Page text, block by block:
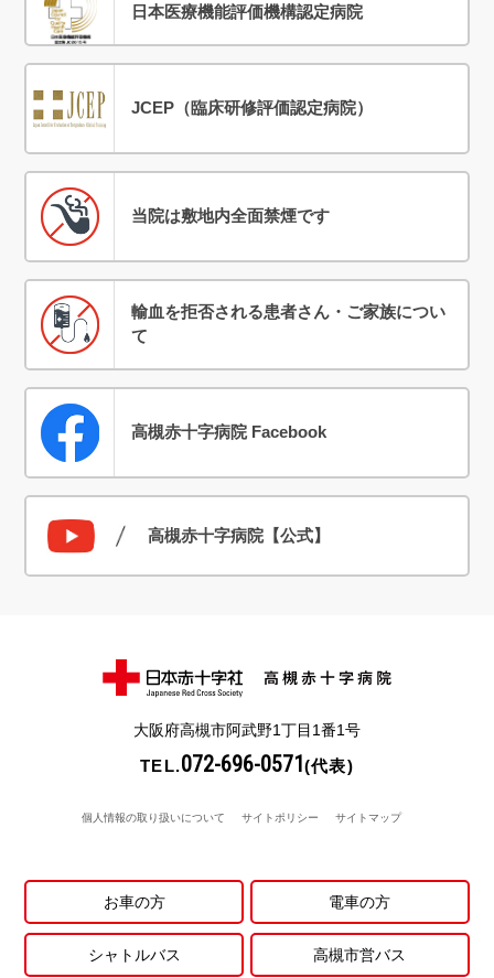
日本医療機能評価機構認定病院
JCEP（臨床研修評価認定病院）
当院は敷地内全面禁煙です
輸血を拒否される患者さん・ご家族につい
て
高槻赤十字病院 Facebook
高槻赤十字病院【公式】
大阪府高槻市阿武野1丁目1番1号
TEL.072-696-0571(代表)
個人情報の取り扱いについて サイトポリシー サイトマップ
お車の方 電車の方
シャトルバス 高槻市営バス